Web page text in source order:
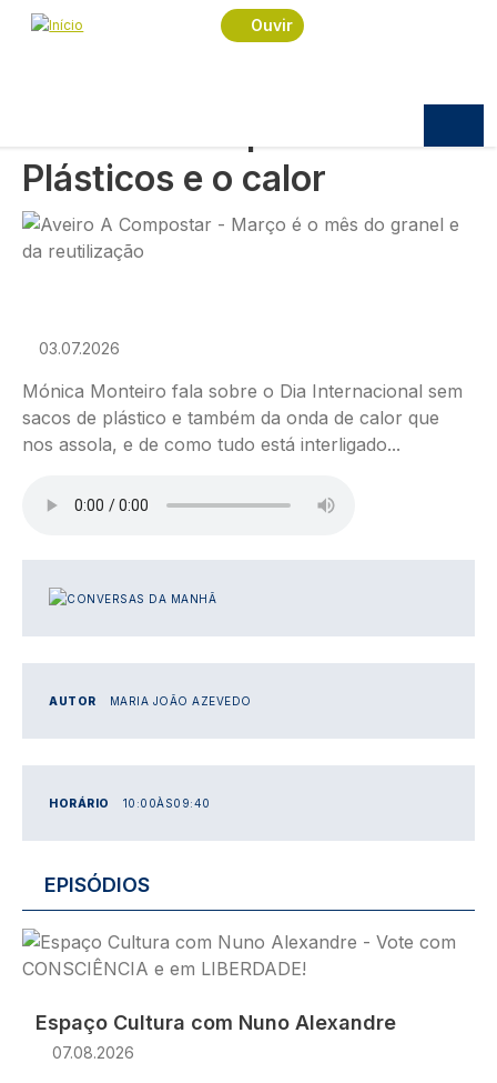
Passar para o conteúdo principal
Ouvir
Navegação estrutural
Início
Conversas da Manhã
Aveiro a Compostar - Plásticos e o calor
Plásticos e o calor
Imagem
03.07.2026
Mónica Monteiro fala sobre o Dia Internacional sem
sacos de plástico e também da onda de calor que
nos assola, e de como tudo está interligado...
IMAGEM
AUTOR MARIA JOÃO AZEVEDO
HORÁRIO 10:00ÀS09:40
EPISÓDIOS
Imagem
Espaço Cultura com Nuno Alexandre
07.08.2026